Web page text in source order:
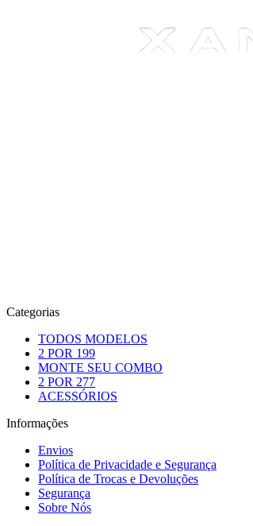
Categorias
TODOS MODELOS
2 POR 199
MONTE SEU COMBO
2 POR 277
ACESSÓRIOS
Informações
Envios
Política de Privacidade e Segurança
Política de Trocas e Devoluções
Segurança
Sobre Nós